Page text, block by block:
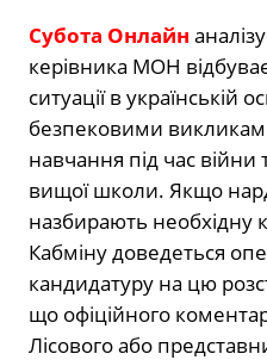
Субота Онлайн
керівника МОН
ситуації в українській
безпековими
навчання під час
вищої школи. Якщо
назбирають необхідну
Кабміну доведеться
кандидатуру на цю
що офіційного
Лісового або